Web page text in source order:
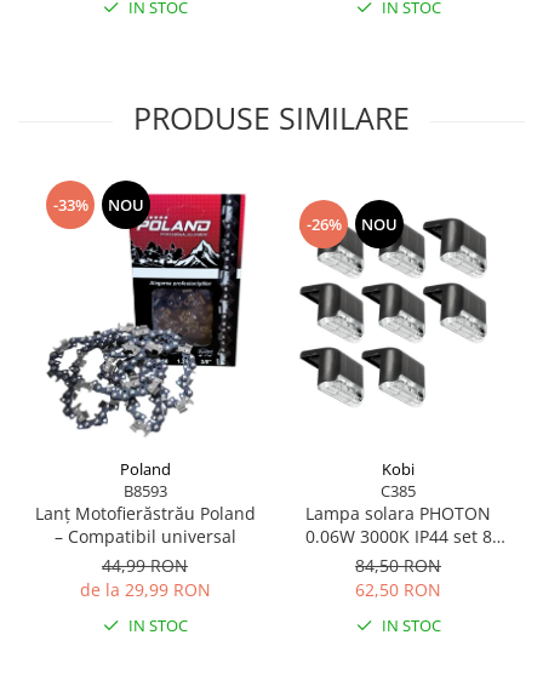
IN STOC IN STOC
PRODUSE SIMILARE
-33% NOU
Poland
B8593
Lanț Motofierăstrău Poland
– Compatibil universal
44,99 RON
de la 29,99 RON
IN STOC
-26% NOU
Kobi
C385
Lampa solara PHOTON
0.06W 3000K IP44 set 8
bucati
84,50 RON
62,50 RON
IN STOC